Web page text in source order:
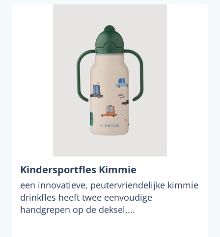
Kindersportfles Kimmie
een innovatieve, peutervriendelijke kimmie
drinkfles heeft twee eenvoudige
handgrepen op de deksel,...